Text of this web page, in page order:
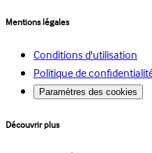
Mentions légales
Conditions d'utilisation
Politique de
Paramètres des cookies
Découvrir plus